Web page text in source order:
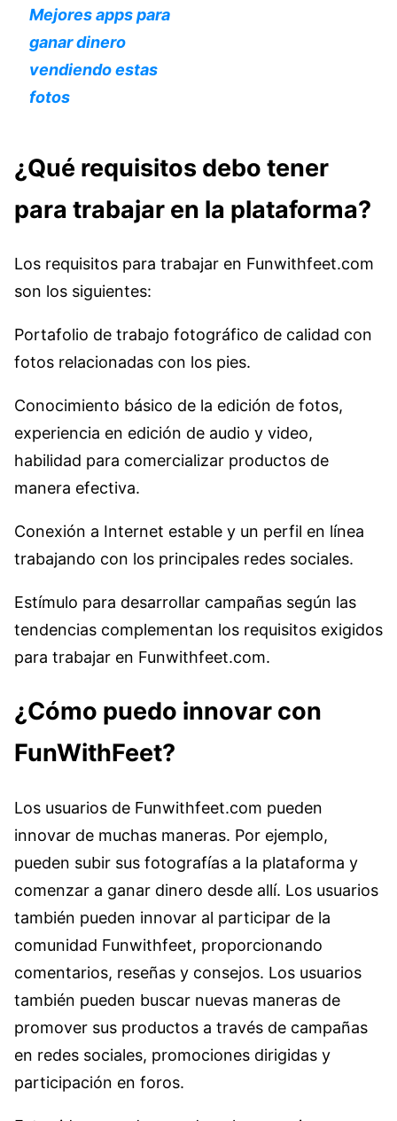
Mejores apps para
ganar dinero
vendiendo estas
fotos
¿Qué requisitos debo tener
para trabajar en la plataforma?
Los requisitos para trabajar en Funwithfeet.com
son los siguientes:
Portafolio de trabajo fotográfico de calidad con
fotos relacionadas con los pies.
Conocimiento básico de la edición de fotos,
experiencia en edición de audio y video,
habilidad para comercializar productos de
manera efectiva.
Conexión a Internet estable y un perfil en línea
trabajando con los principales redes sociales.
Estímulo para desarrollar campañas según las
tendencias complementan los requisitos exigidos
para trabajar en Funwithfeet.com.
¿Cómo puedo innovar con
FunWithFeet?
Los usuarios de Funwithfeet.com pueden
innovar de muchas maneras. Por ejemplo,
pueden subir sus fotografías a la plataforma y
comenzar a ganar dinero desde allí. Los usuarios
también pueden innovar al participar de la
comunidad Funwithfeet, proporcionando
comentarios, reseñas y consejos. Los usuarios
también pueden buscar nuevas maneras de
promover sus productos a través de campañas
en redes sociales, promociones dirigidas y
participación en foros.